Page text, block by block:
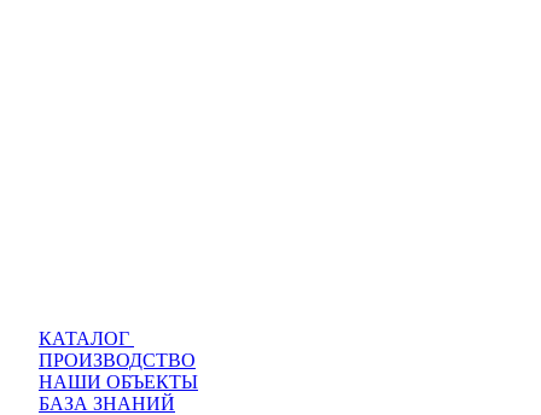
КАТАЛОГ
ПРОИЗВОДСТВО
НАШИ ОБЪЕКТЫ
БАЗА ЗНАНИЙ